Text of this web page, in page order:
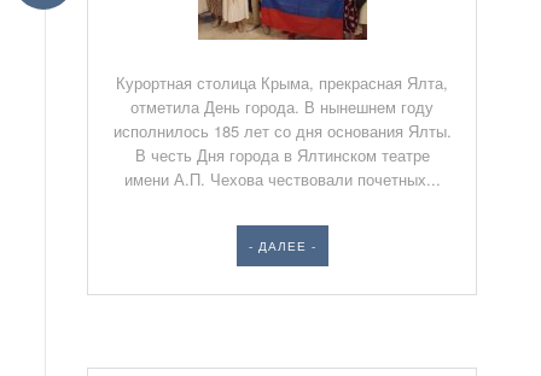
Курортная столица Крыма, прекрасная Ялта,
отметила День города. В нынешнем году
исполнилось 185 лет со дня основания Ялты.
В честь Дня города в Ялтинском театре
имени А.П. Чехова чествовали почетных...
- ДАЛЕЕ -